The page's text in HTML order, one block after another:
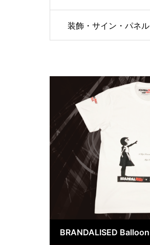
装飾・サイン・パネル